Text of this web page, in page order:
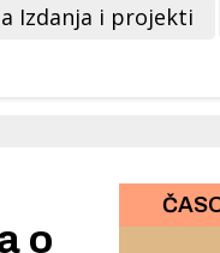
Izdanja i projekti
o